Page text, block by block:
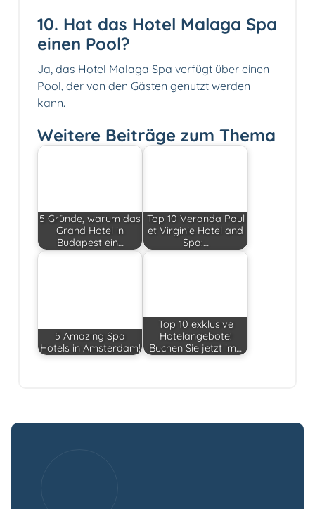
10. Hat das Hotel Malaga Spa
einen Pool?
Ja, das Hotel Malaga Spa verfügt über einen
Pool, der von den Gästen genutzt werden
kann.
Weitere Beiträge zum Thema
5 Gründe, warum das
Grand Hotel in
Budapest ein…
Top 10 Veranda Paul
et Virginie Hotel and
Spa:…
5 Amazing Spa
Hotels in Amsterdam!
Top 10 exklusive
Hotelangebote!
Buchen Sie jetzt im…